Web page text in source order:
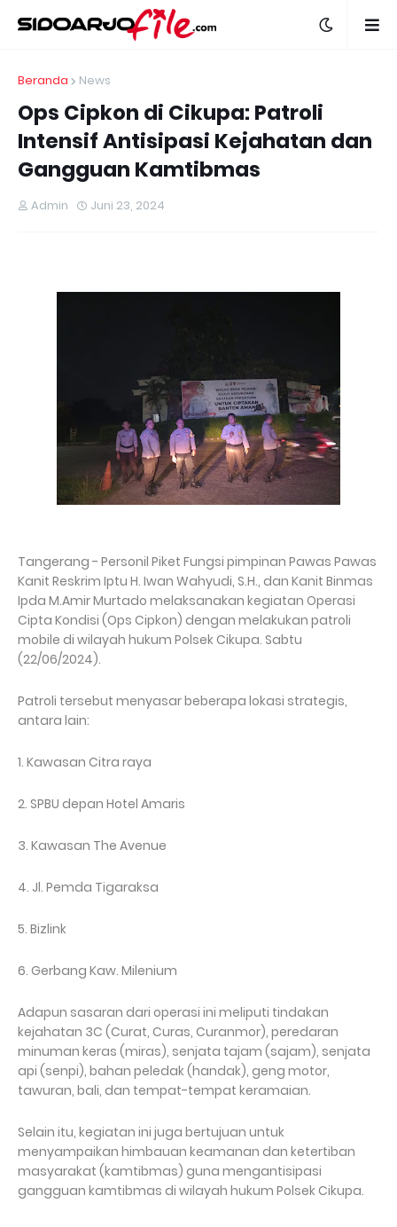
Beranda News
Ops Cipkon di Cikupa: Patroli
Intensif Antisipasi Kejahatan dan
Gangguan Kamtibmas
Admin Juni 23, 2024
Tangerang - Personil Piket Fungsi pimpinan Pawas Pawas
Kanit Reskrim Iptu H. Iwan Wahyudi, S.H., dan Kanit Binmas
Ipda M.Amir Murtado melaksanakan kegiatan Operasi
Cipta Kondisi (Ops Cipkon) dengan melakukan patroli
mobile di wilayah hukum Polsek Cikupa. Sabtu
(22/06/2024).
Patroli tersebut menyasar beberapa lokasi strategis,
antara lain:
1. Kawasan Citra raya
2. SPBU depan Hotel Amaris
3. Kawasan The Avenue
4. Jl. Pemda Tigaraksa
5. Bizlink
6. Gerbang Kaw. Milenium
Adapun sasaran dari operasi ini meliputi tindakan
kejahatan 3C (Curat, Curas, Curanmor), peredaran
minuman keras (miras), senjata tajam (sajam), senjata
api (senpi), bahan peledak (handak), geng motor,
tawuran, bali, dan tempat-tempat keramaian.
Selain itu, kegiatan ini juga bertujuan untuk
menyampaikan himbauan keamanan dan ketertiban
masyarakat (kamtibmas) guna mengantisipasi
gangguan kamtibmas di wilayah hukum Polsek Cikupa.